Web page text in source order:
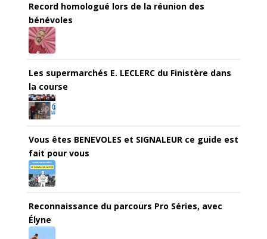
Record homologué lors de la réunion des
bénévoles
Les supermarchés E. LECLERC du Finistère dans
la course
Vous êtes BENEVOLES et SIGNALEUR ce guide est
fait pour vous
Reconnaissance du parcours Pro Séries, avec
Élyne